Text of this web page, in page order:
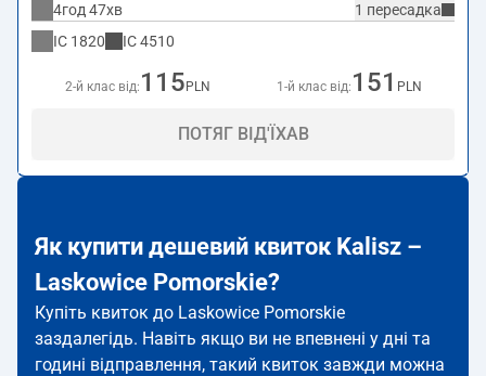
1 пересадка
4год 47хв
IC 1820 IC4510
2-й клас від: 115 PLN 1-й клас від: 151 PLN
ПОТЯГ ВІД'ЇХАВ
Як купити дешевий квиток Kalisz –
Laskowice Pomorskie?
Купіть квиток до Laskowice Pomorskie
заздалегідь. Навіть якщо ви не впевнені у дні та
годині відправлення, такий квиток завжди можна